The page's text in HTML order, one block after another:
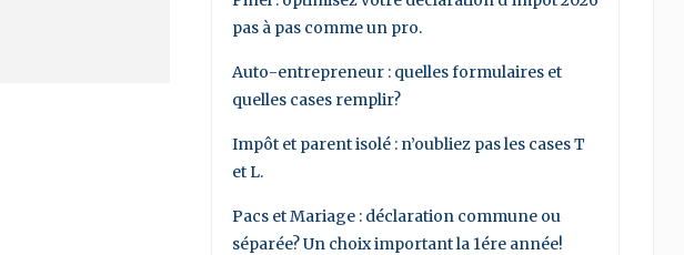
pas à pas comme un pro.
Auto-entrepreneur : quelles formulaires et
quelles cases remplir?
Impôt et parent isolé : n’oubliez pas les cases T
et L.
Pacs et Mariage : déclaration commune ou
séparée? Un choix important la 1ére année!